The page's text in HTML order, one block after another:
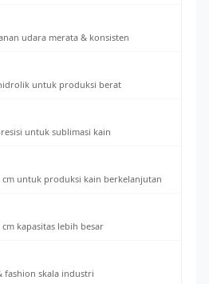
udara merata & konsisten
untuk produksi berat
untuk sublimasi kain
untuk produksi kain berkelanjutan
kapasitas lebih besar
fashion skala industri